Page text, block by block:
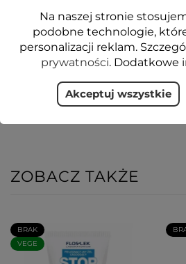
Sposób użycia: preparat
miejscach ukąszeń owadów.
używać kilka razy dziennie.
ZOBACZ TAKŻE
BRAK
VEGE
Na naszej stronie
podobne technologie,
personalizacji reklam.
prywatności. Dodatkowe
Akceptuj wszystkie